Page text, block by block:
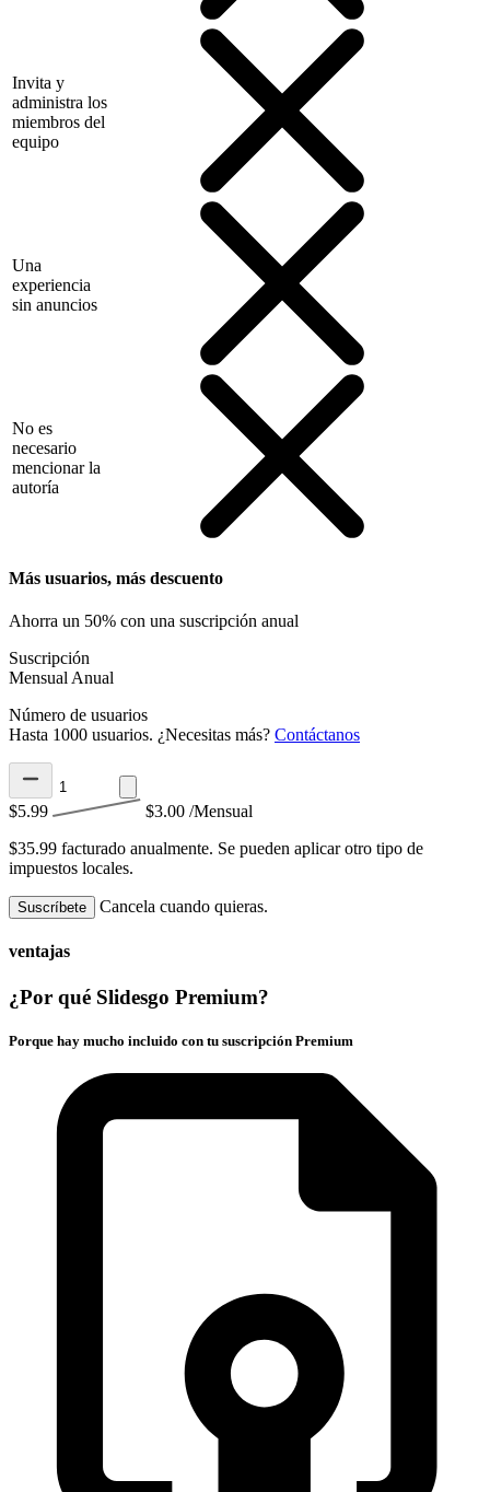
Invita y
administra los
miembros del
equipo
Una
experiencia
sin anuncios
No es
necesario
mencionar la
autoría
Más usuarios, más descuento
Ahorra un 50% con una suscripción anual
Suscripción
Mensual Anual
Número de usuarios
Hasta 1000 usuarios. ¿Necesitas más? Contáctanos
$5.99 $3.00 /Mensual
$35.99 facturado anualmente. Se pueden aplicar otro tipo de
impuestos locales.
Suscríbete Cancela cuando quieras.
ventajas
¿Por qué Slidesgo Premium?
Porque hay mucho incluido con tu suscripción Premium